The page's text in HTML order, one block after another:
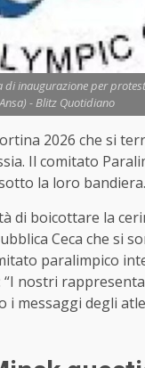
inaugurazione per
- Blitz Quotidiano
2026 che si
Il comitato
la loro bandiera.
di boicottare la
Ceca che si
paralimpico
“I nostri
messaggi degli